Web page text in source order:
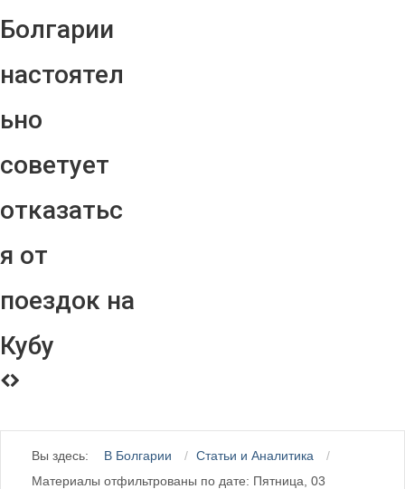
Болгарии
настоятел
ьно
советует
отказатьс
я от
поездок на
Кубу
Вы здесь: В Болгарии
Статьи и Аналитика
Материалы отфильтрованы по дате: Пятница, 03